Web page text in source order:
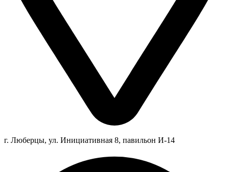
г. Люберцы, ул. Инициативная 8, павильон И-14